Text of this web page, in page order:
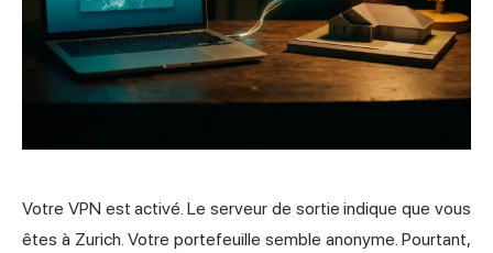
Votre VPN est activé. Le serveur de sortie indique que vous
êtes à Zurich. Votre portefeuille semble anonyme. Pourtant,